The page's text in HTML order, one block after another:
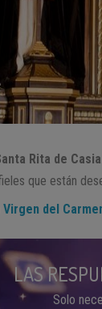
Rita de
que están
Virgen del
LAS
Solo